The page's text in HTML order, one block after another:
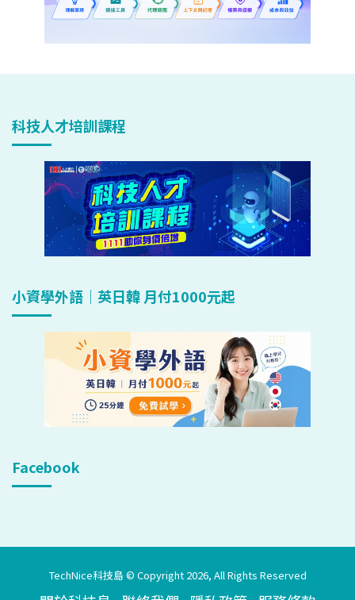
科技人才培訓課程
小資學外語｜英日韓 月付1000元起
Facebook
TechNice科技島 © Copyright 2026, All Rights Reserved